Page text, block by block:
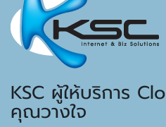
KSC ผู้ให้บริการ
คุณวางใจ